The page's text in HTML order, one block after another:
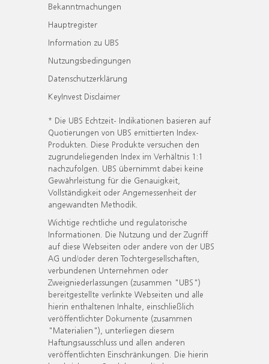
Bekanntmachungen
Hauptregister
Information zu UBS
Nutzungsbedingungen
Datenschutzerklärung
KeyInvest Disclaimer
* Die UBS Echtzeit- Indikationen basieren auf
Quotierungen von UBS emittierten Index-
Produkten. Diese Produkte versuchen den
zugrundeliegenden Index im Verhältnis 1:1
nachzufolgen. UBS übernimmt dabei keine
Gewährleistung für die Genauigkeit,
Vollständigkeit oder Angemessenheit der
angewandten Methodik.
Wichtige rechtliche und regulatorische
Informationen. Die Nutzung und der Zugriff
auf diese Webseiten oder andere von der UBS
AG und/oder deren Tochtergesellschaften,
verbundenen Unternehmen oder
Zweigniederlassungen (zusammen "UBS")
bereitgestellte verlinkte Webseiten und alle
hierin enthaltenen Inhalte, einschließlich
veröffentlichter Dokumente (zusammen
"Materialien"), unterliegen diesem
Haftungsausschluss und allen anderen
veröffentlichten Einschränkungen. Die hierin